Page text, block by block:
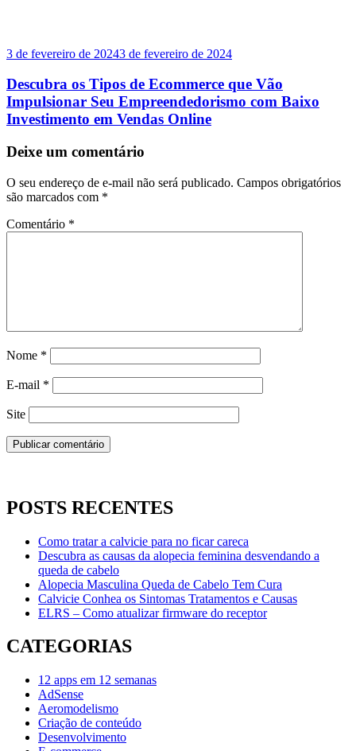
3 de fevereiro de 20243 de fevereiro de 2024
Descubra os Tipos de Ecommerce que Vão
Impulsionar Seu Empreendedorismo com Baixo
Investimento em Vendas Online
Deixe um comentário
O seu endereço de e-mail não será publicado. Campos obrigatórios
são marcados com *
Comentário *
Nome *
E-mail *
Site
POSTS RECENTES
Como tratar a calvicie para no ficar careca
Descubra as causas da alopecia feminina desvendando a
queda de cabelo
Alopecia Masculina Queda de Cabelo Tem Cura
Calvicie Conhea os Sintomas Tratamentos e Causas
ELRS – Como atualizar firmware do receptor
CATEGORIAS
12 apps em 12 semanas
AdSense
Aeromodelismo
Criação de conteúdo
Desenvolvimento